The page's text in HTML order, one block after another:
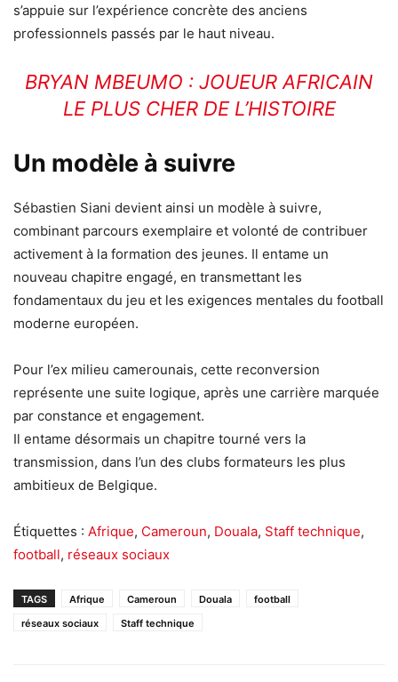
s’appuie sur l’expérience concrète des anciens
professionnels passés par le haut niveau.
BRYAN MBEUMO : JOUEUR AFRICAIN
LE PLUS CHER DE L’HISTOIRE
Un modèle à suivre
Sébastien Siani devient ainsi un modèle à suivre,
combinant parcours exemplaire et volonté de contribuer
activement à la formation des jeunes. Il entame un
nouveau chapitre engagé, en transmettant les
fondamentaux du jeu et les exigences mentales du football
moderne européen.
Pour l’ex milieu camerounais, cette reconversion
représente une suite logique, après une carrière marquée
par constance et engagement.
Il entame désormais un chapitre tourné vers la
transmission, dans l’un des clubs formateurs les plus
ambitieux de Belgique.
Étiquettes : Afrique, Cameroun, Douala, Staff technique,
football, réseaux sociaux
TAGS Afrique Cameroun Douala
football
réseaux sociaux
Staff technique